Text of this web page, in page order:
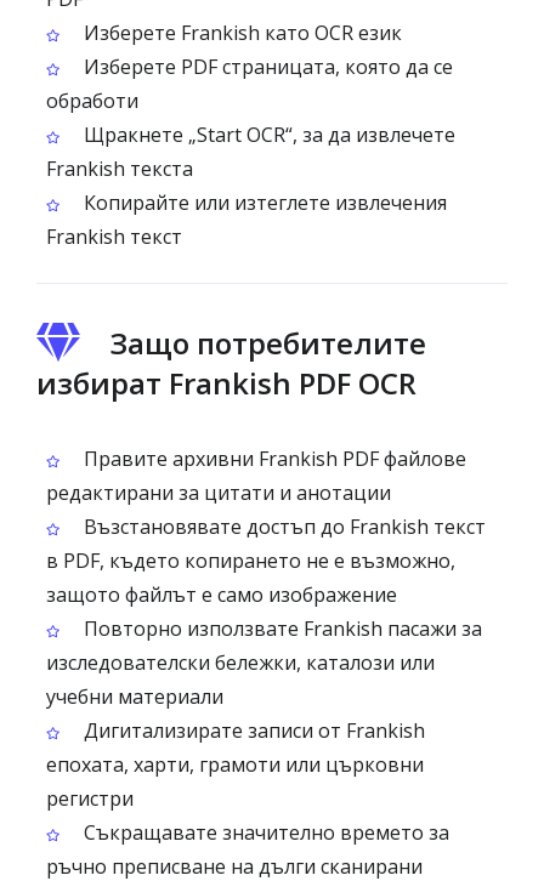
Изберете Frankish като OCR език
Изберете PDF страницата, която да се
обработи
Щракнете „Start OCR“, за да извлечете
Frankish текста
Копирайте или изтеглете извлечения
Frankish текст
Защо потребителите
избират Frankish PDF OCR
Правите архивни Frankish PDF файлове
редактирани за цитати и анотации
Възстановявате достъп до Frankish текст
в PDF, където копирането не е възможно,
защото файлът е само изображение
Повторно използвате Frankish пасажи за
изследователски бележки, каталози или
учебни материали
Дигитализирате записи от Frankish
епохата, харти, грамоти или църковни
регистри
Съкращавате значително времето за
ръчно преписване на дълги сканирани